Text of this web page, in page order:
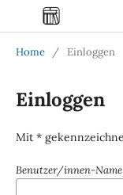
Home / Einloggen
Einloggen
Mit *
Benutzer/innen-Name